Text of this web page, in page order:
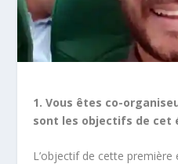
1. Vous êtes co-
sont les objectifs de cet
L’objectif de cette première